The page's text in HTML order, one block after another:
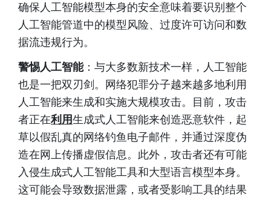
确保人工智能模型本身的安全意味着要识别整个
人工智能管道中的模型风险、过度许可访问和数
据流违规行为。
警惕人工智能：与大多数新技术一样，人工智能
也是一把双刃剑。网络犯罪分子越来越多地利用
人工智能来生成和实施大规模攻击。目前，攻击
者正在利用生成式人工智能来创造恶意软件，起
草以假乱真的网络钓鱼电子邮件，并通过深度伪
造在网上传播虚假信息。此外，攻击者还有可能
入侵生成式人工智能工具和大型语言模型本身。
这可能会导致数据泄露，或者受影响工具的结果